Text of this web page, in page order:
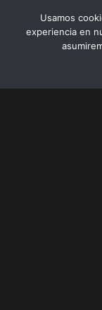
Usamos
experiencia en